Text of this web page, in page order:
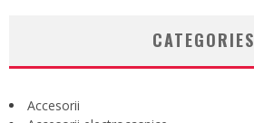
CATEGORIES
Accesorii